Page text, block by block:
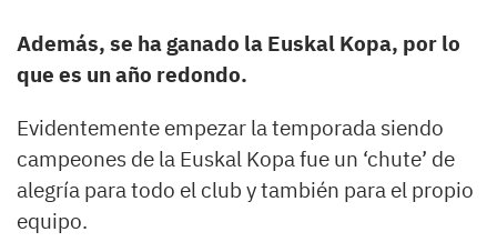
Además, se ha ganado la Euskal Kopa, por lo
que es un año redondo.
Evidentemente empezar la temporada siendo
campeones de la Euskal Kopa fue un ‘chute’ de
alegría para todo el club y también para el propio
equipo.